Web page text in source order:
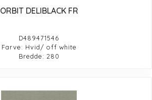
ORBIT DELIBLACK FR
D489471546
Farve: Hvid/ off white
Bredde: 280